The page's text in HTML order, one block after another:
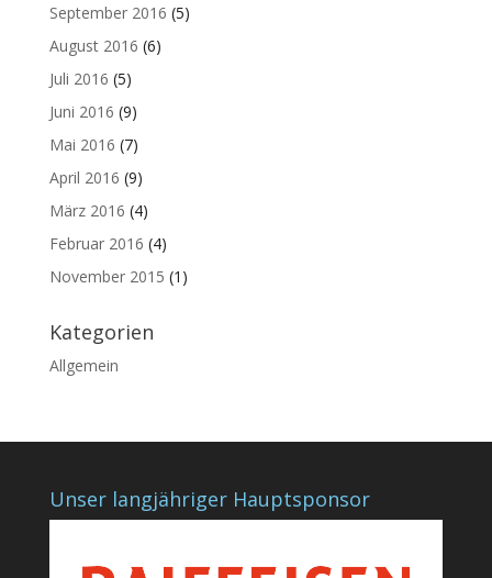
September 2016 (5)
August 2016 (6)
Juli 2016 (5)
Juni 2016 (9)
Mai 2016 (7)
April 2016 (9)
März 2016 (4)
Februar 2016 (4)
November 2015 (1)
Kategorien
Allgemein
Unser langjähriger Hauptsponsor